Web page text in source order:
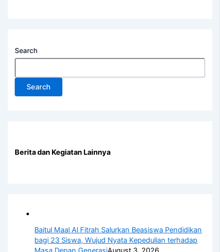
Search
Search
Berita dan Kegiatan Lainnya
Baitul Maal Al Fitrah Salurkan Beasiswa Pendidikan
bagi 23 Siswa, Wujud Nyata Kepedulian terhadap